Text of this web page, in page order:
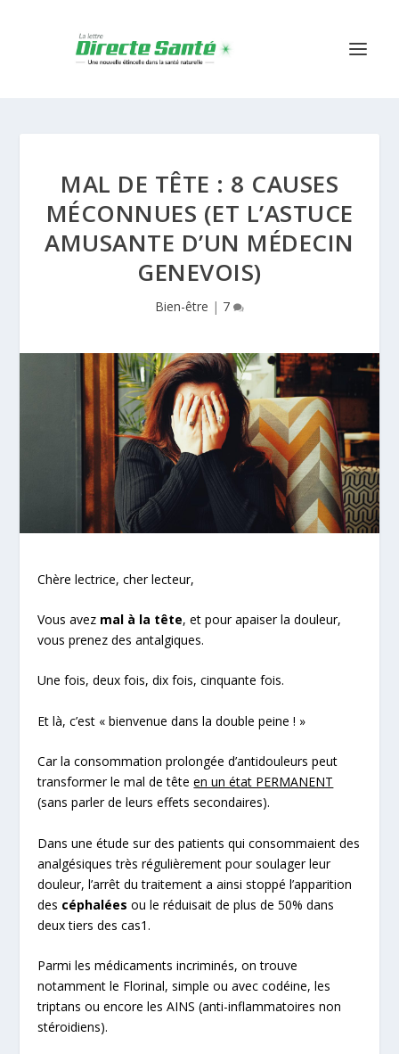
MAL DE TÊTE : 8 CAUSES
MÉCONNUES (ET L’ASTUCE
AMUSANTE D’UN MÉDECIN
GENEVOIS)
Bien-être | 7
Chère lectrice, cher lecteur,
Vous avez mal à la tête, et pour apaiser la douleur,
vous prenez des antalgiques.
Une fois, deux fois, dix fois, cinquante fois.
Et là, c’est « bienvenue dans la double peine ! »
Car la consommation prolongée d’antidouleurs peut
transformer le mal de têteen un état PERMANENT
(sans parler de leurs effets secondaires).
Dans une étude sur des patients qui consommaient des
analgésiques très régulièrement pour soulager leur
douleur, l’arrêt du traitement a ainsi stoppé l’apparition
des céphalées ou le réduisait de plus de 50% dans
deux tiers des cas1 .
Parmi les médicaments incriminés, on trouve
notamment le Florinal, simple ou avec codéine, les
triptans ou encore les AINS (anti-inflammatoires non
stéroidiens).